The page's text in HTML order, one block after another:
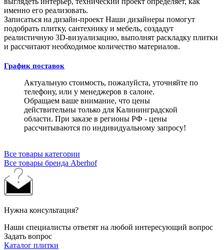
именно его реализовать.
Записаться на дизайн-проект Наши дизайнеры помогут
подобрать плитку, сантехнику и мебель, создадут
реалистичную 3D-визуализацию, выполнят раскладку плитки
и рассчитают необходимое количество материалов.
График поставок
Актуальную стоимость, пожалуйста, уточняйте по
телефону, или у менеджеров в салоне.
Обращаем ваше внимание, что цены
действительны только для Калининградской
области. При заказе в регионы РФ - цены
рассчитываются по индивидуальному запросу!
Все товары категории
Все товары бренда Aberhof
Нужна консультация?
Наши специалисты ответят на любой интересующий вопрос
Задать вопрос
Каталог плитки